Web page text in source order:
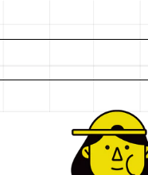
sobre los
cualquiera